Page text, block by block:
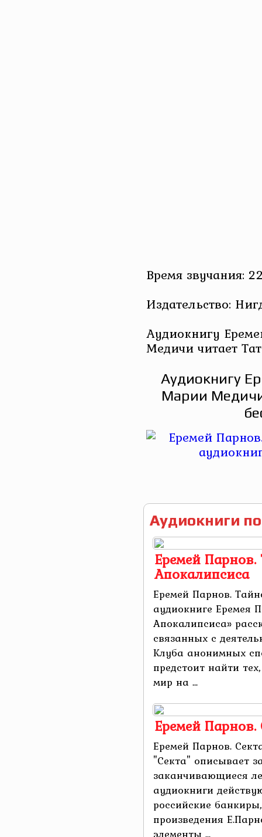
Время звучания:
Издательство:
Аудиокнигу
Медичи читает
Аудиокнигу
Марии
Аудиокниги
Еремей
Апокалипсиса
Еремей Парнов.
аудиокниге Еремея
Апокалипсиса»
связанных с
Клуба анонимных
предстоит найти
мир на ...
Еремей Парнов.
Еремей Парнов.
"Секта" описывает
заканчивающиеся
аудиокниги
российские
произведения
элементы ...